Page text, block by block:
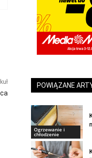
POWIĄZANE
Ogrzewanie i
chłodzenie